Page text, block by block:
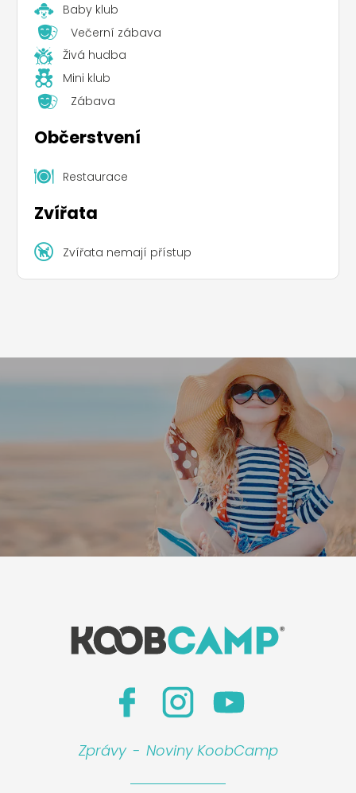
Baby klub
Večerní zábava
Živá hudba
Mini klub
Zábava
Občerstvení
Restaurace
Zvířata
Zvířata nemají přístup
Leaflet |©
Zprávy - Noviny KoobCamp